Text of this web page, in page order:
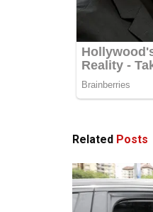
Related Posts